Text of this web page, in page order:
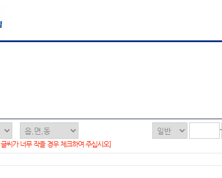
-
씨가 너무 작을 경우 체크하여 주십시오]